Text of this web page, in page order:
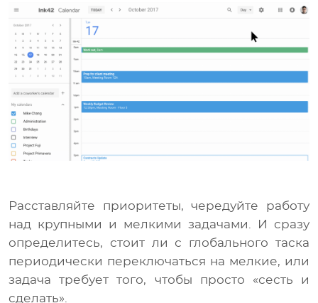
Расставляйте приоритеты, чередуйте работу
над крупными и мелкими задачами. И сразу
определитесь, стоит ли с глобального таска
периодически переключаться на мелкие, или
задача требует того, чтобы просто «сесть и
сделать».